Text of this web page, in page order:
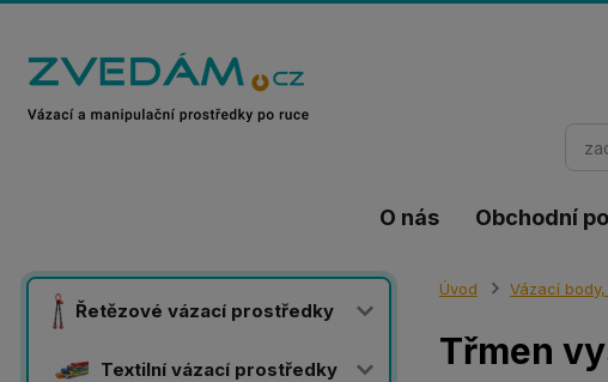
O nás Obchodní
Řetězové vázací prostředky
Textilní vázací prostředky
Úvod Vázací
Třmen